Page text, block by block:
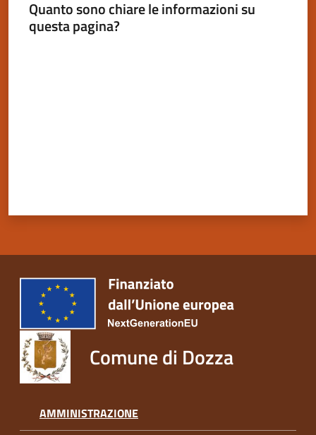
su
Quanto sono chiare le informazioni su
questa pagina?
Comune di Dozza
AMMINISTRAZIONE